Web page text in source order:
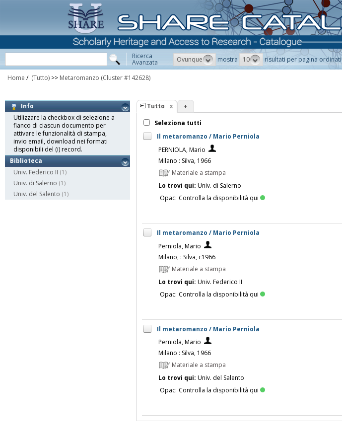
Ricerca
Avanzata Ovunque mostra 10 risultati per pagina
Home / (Tutto) >> Metaromanzo (Cluster #142628)
Info
Utilizzare la checkbox di selezione a
fianco di ciascun documento per
attivare le funzionalità di stampa,
invio email, download nei formati
disponibili del (i) record.
Biblioteca
Univ. Federico II (1)
Univ. di Salerno (1)
Univ. del Salento (1)
Tutto +
Seleziona tutti
Il metaromanzo / Mario Perniola
PERNIOLA, Mario
Milano : Silva, 1966
Materiale a stampa
Lo trovi qui: Univ. di Salerno
Opac: Controlla la disponibilità qui
Il metaromanzo / Mario Perniola
Perniola, Mario
Milano, : Silva, c1966
Materiale a stampa
Lo trovi qui: Univ. Federico II
Opac: Controlla la disponibilità qui
Il metaromanzo / Mario Perniola
Perniola, Mario
Milano : Silva, 1966
Materiale a stampa
Lo trovi qui: Univ. del Salento
Opac: Controlla la disponibilità qui